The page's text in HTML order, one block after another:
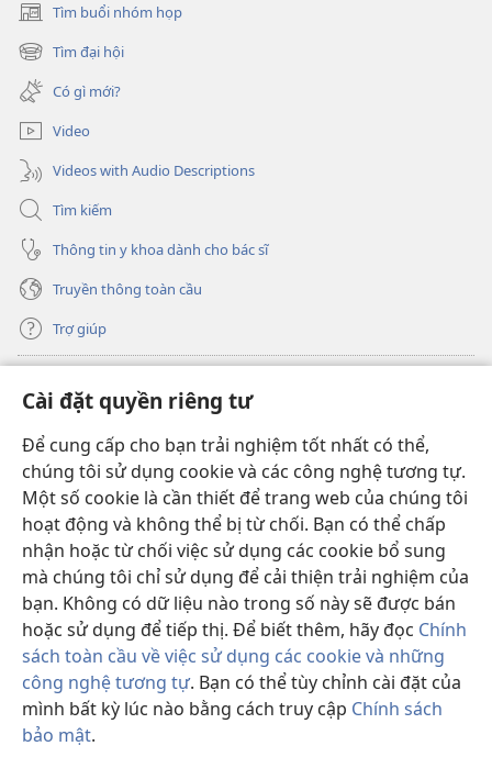
Cài đặt quyền riêng tư
Để cung cấp cho bạn trải nghiệm tốt nhất có thể,
chúng tôi sử dụng cookie và các công nghệ tương tự.
Một số cookie là cần thiết để trang web của chúng tôi
hoạt động và không thể bị từ chối. Bạn có thể chấp
nhận hoặc từ chối việc sử dụng các cookie bổ sung
mà chúng tôi chỉ sử dụng để cải thiện trải nghiệm của
bạn. Không có dữ liệu nào trong số này sẽ được bán
hoặc sử dụng để tiếp thị. Để biết thêm, hãy đọc Chính
sách toàn cầu về việc sử dụng các cookie và những
công nghệ tương tự. Bạn có thể tùy chỉnh cài đặt của
mình bất kỳ lúc nào bằng cách truy cập Chính sách
bảo mật.
Tìm buổi nhóm họp
(mở
cửa
sổ
mới)
Tìm đại hội
(mở
cửa
sổ
mới)
Có gì mới?
Video
Videos with Audio Descriptions
Tìm kiếm
Thông tin y khoa dành cho bác sĩ
Truyền thông toàn cầu
Trợ giúp
(mở
cửa
sổ
mới)
THƯ VIỆN TRỰC TUYẾN Tháp Canh
(mở
cửa
sổ
mới)
JW Hub ®
(mở
cửa
sổ
mới)
JW Library
Thư viện Tháp Canh
Copyright© 2026 Watch Tower Bible and Tract Society of Pennsylvania.
ĐIỀU KHOẢN SỬ DỤNG